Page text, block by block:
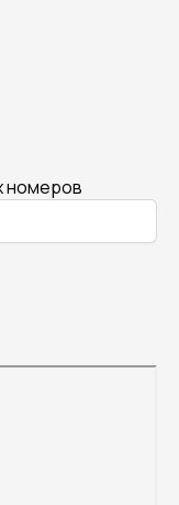
номеров